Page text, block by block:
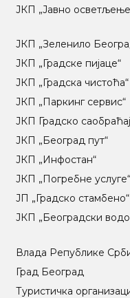
ЈКП „Јавно
ЈКП „Зеленило
ЈКП „Градске пијаце“
ЈКП „Градска чистоћа“
ЈКП „Паркинг сервис“
ЈКП Градско
ЈКП „Београд пут“
ЈКП „Инфостан“
ЈКП „Погребне услуге“
ЈП „Градско стамбено“
ЈКП „Београдски
Влада Републике
Град Београд
Туристичка